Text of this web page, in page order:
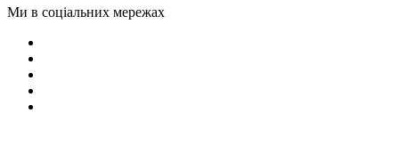
Ми в соціальних мережах